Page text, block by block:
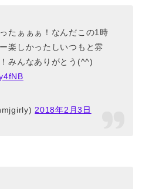
たぁぁぁ！なんだこの1時
楽しかったしいつもと雰
みんなありがとう(^^)
2018年2月3日